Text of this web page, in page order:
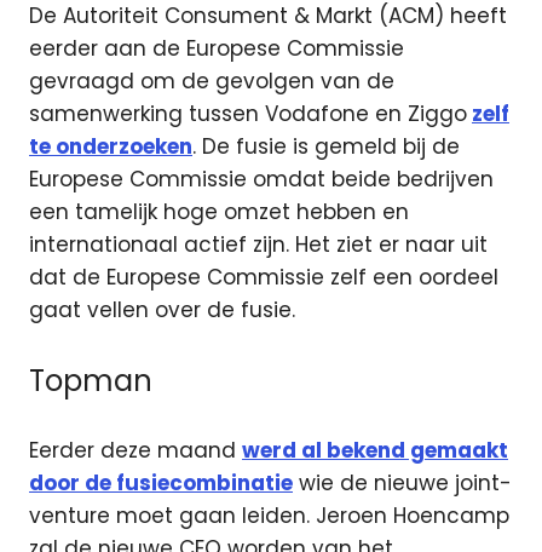
De Autoriteit Consument & Markt (ACM) heeft
eerder aan de Europese Commissie
gevraagd om de gevolgen van de
samenwerking tussen Vodafone en Ziggo zelf
te onderzoeken. De fusie is gemeld bij de
Europese Commissie omdat beide bedrijven
een tamelijk hoge omzet hebben en
internationaal actief zijn. Het ziet er naar uit
dat de Europese Commissie zelf een oordeel
gaat vellen over de fusie.
Topman
Eerder deze maand werd al bekend gemaakt
door de fusiecombinatie wie de nieuwe joint-
venture moet gaan leiden. Jeroen Hoencamp